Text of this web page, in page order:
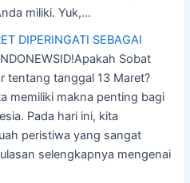
miliki. Yuk,…
DIPERINGATI SEBAGAI
Sobat
tentang tanggal 13 Maret?
memiliki makna penting bagi
Pada hari ini, kita
peristiwa yang sangat
selengkapnya mengenai